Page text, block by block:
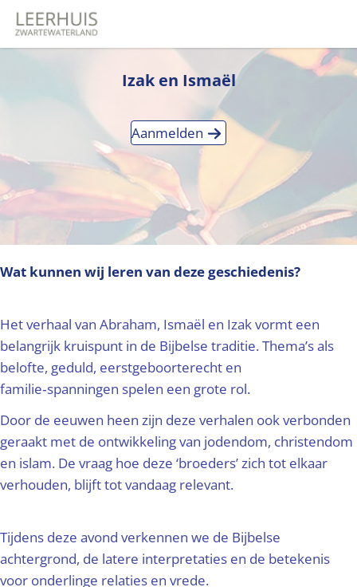
Izak en Ismaël
Aanmelden
Wat kunnen wij leren van deze geschiedenis?
Het verhaal van Abraham, Ismaël en Izak vormt een
belangrijk kruispunt in de Bijbelse traditie. Thema’s als
belofte, geduld, eerstgeboorterecht en
familie‑spanningen spelen een grote rol.
Door de eeuwen heen zijn deze verhalen ook verbonden
geraakt met de ontwikkeling van jodendom, christendom
en islam. De vraag hoe deze ‘broeders’ zich tot elkaar
verhouden, blijft tot vandaag relevant.
Tijdens deze avond verkennen we de Bijbelse
achtergrond, de latere interpretaties en de betekenis
voor onderlinge relaties en vrede.